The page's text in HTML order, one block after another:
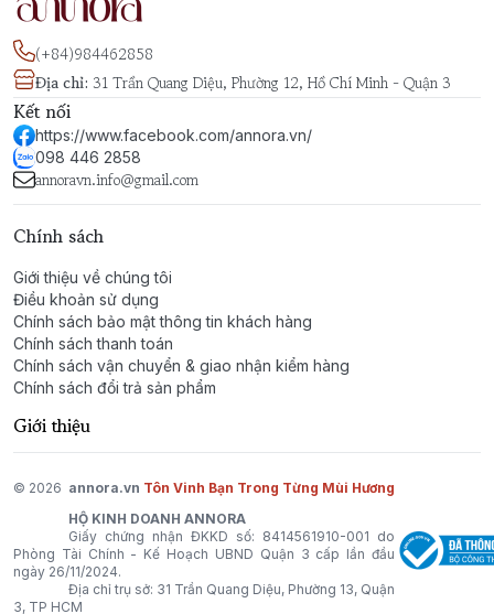
(+84)984462858
Địa chỉ: 31 Trần Quang Diệu, Phường 12, Hồ Chí Minh - Quận 3
Kết nối
https://www.facebook.com/annora.vn/
098 446 2858
annoravn.info@gmail.com
Chính sách
Giới thiệu về chúng tôi
Điều khoản sử dụng
Chính sách bảo mật thông tin khách hàng
Chính sách thanh toán
Chính sách vận chuyển & giao nhận kiểm hàng
Chính sách đổi trả sản phẩm
Giới thiệu
© 2026 annora.vn Tôn Vinh Bạn Trong Từng Mùi Hương
HỘ KINH DOANH ANNORA
Giấy chứng nhận ĐKKD số: 8414561910-001 do
Phòng Tài Chính - Kế Hoạch UBND Quận 3 cấp lần đầu
ngày 26/11/2024.
Địa chỉ trụ sở: 31 Trần Quang Diệu, Phường 13, Quận
3, TP HCM